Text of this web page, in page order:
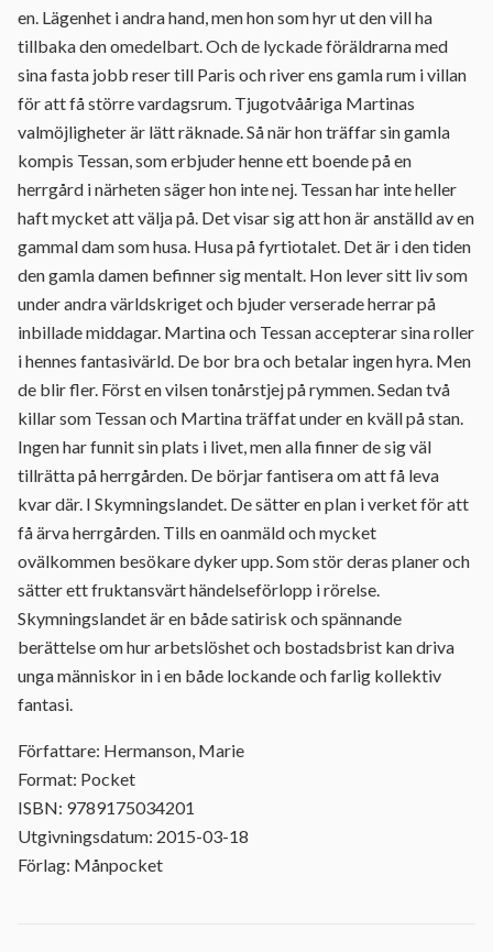
en. Lägenhet i andra hand, men hon som hyr ut den vill ha
tillbaka den omedelbart. Och de lyckade föräldrarna med
sina fasta jobb reser till Paris och river ens gamla rum i villan
för att få större vardagsrum. Tjugotvååriga Martinas
valmöjligheter är lätt räknade. Så när hon träffar sin gamla
kompis Tessan, som erbjuder henne ett boende på en
herrgård i närheten säger hon inte nej. Tessan har inte heller
haft mycket att välja på. Det visar sig att hon är anställd av en
gammal dam som husa. Husa på fyrtiotalet. Det är i den tiden
den gamla damen befinner sig mentalt. Hon lever sitt liv som
under andra världskriget och bjuder verserade herrar på
inbillade middagar. Martina och Tessan accepterar sina roller
i hennes fantasivärld. De bor bra och betalar ingen hyra. Men
de blir fler. Först en vilsen tonårstjej på rymmen. Sedan två
killar som Tessan och Martina träffat under en kväll på stan.
Ingen har funnit sin plats i livet, men alla finner de sig väl
tillrätta på herrgården. De börjar fantisera om att få leva
kvar där. I Skymningslandet. De sätter en plan i verket för att
få ärva herrgården. Tills en oanmäld och mycket
ovälkommen besökare dyker upp. Som stör deras planer och
sätter ett fruktansvärt händelseförlopp i rörelse.
Skymningslandet är en både satirisk och spännande
berättelse om hur arbetslöshet och bostadsbrist kan driva
unga människor in i en både lockande och farlig kollektiv
fantasi.
Författare: Hermanson, Marie
Format: Pocket
ISBN: 9789175034201
Utgivningsdatum: 2015-03-18
Förlag: Månpocket